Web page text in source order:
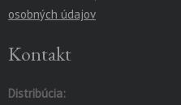
osobných údajov
Kontakt
Distribúcia: